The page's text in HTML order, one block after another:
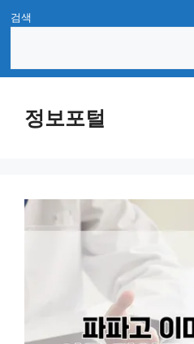
Skip
content
검색
정보포털